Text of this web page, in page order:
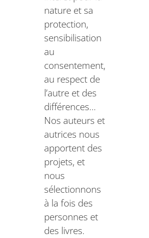
nature et sa
protection,
sensibilisation
au
consentement,
au respect de
l’autre et des
différences…
Nos auteurs et
autrices nous
apportent des
projets, et
nous
sélectionnons
à la fois des
personnes et
des livres.